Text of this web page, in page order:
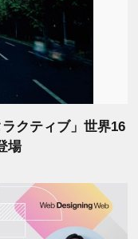
クティブ」世界16
場